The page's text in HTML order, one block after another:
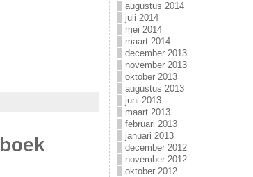
augustus 2014
juli 2014
mei 2014
maart 2014
december 2013
november 2013
oktober 2013
augustus 2013
juni 2013
maart 2013
februari 2013
januari 2013
december 2012
november 2012
oktober 2012